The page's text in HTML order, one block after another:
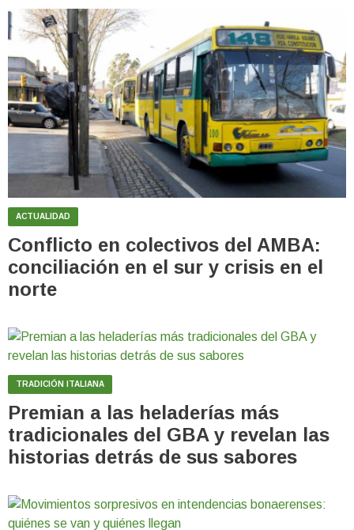
ACTUALIDAD
Conflicto en colectivos del AMBA:
conciliación en el sur y crisis en el
norte
TRADICIÓN ITALIANA
Premian a las heladerías más
tradicionales del GBA y revelan las
historias detrás de sus sabores